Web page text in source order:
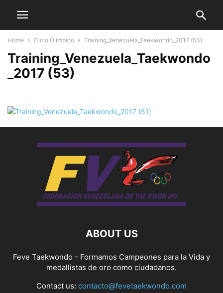
Home Ciclo Olimpico Training_Venezuela_Taekwondo_2017 (53)
Training_Venezuela_Taekwondo
_2017 (53)
ABOUT US
Feve Taekwondo - Formamos Campeones para la Vida y
medallistas de oro como ciudadanos.
Contact us: contacto@fevetaekwondo.com